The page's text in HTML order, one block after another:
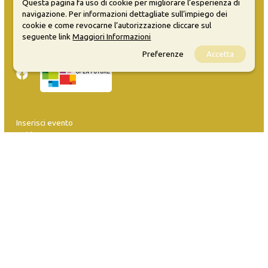
Opendata
Privacy
Inserisci evento
Guida
Questa pagina fa uso di cookie per migliorare l’esperienza di
navigazione. Per informazioni dettagliate sull’impiego dei
cookie e come revocarne l’autorizzazione cliccare sul
seguente linkMaggiori Informazioni
Preferenze
Accetta